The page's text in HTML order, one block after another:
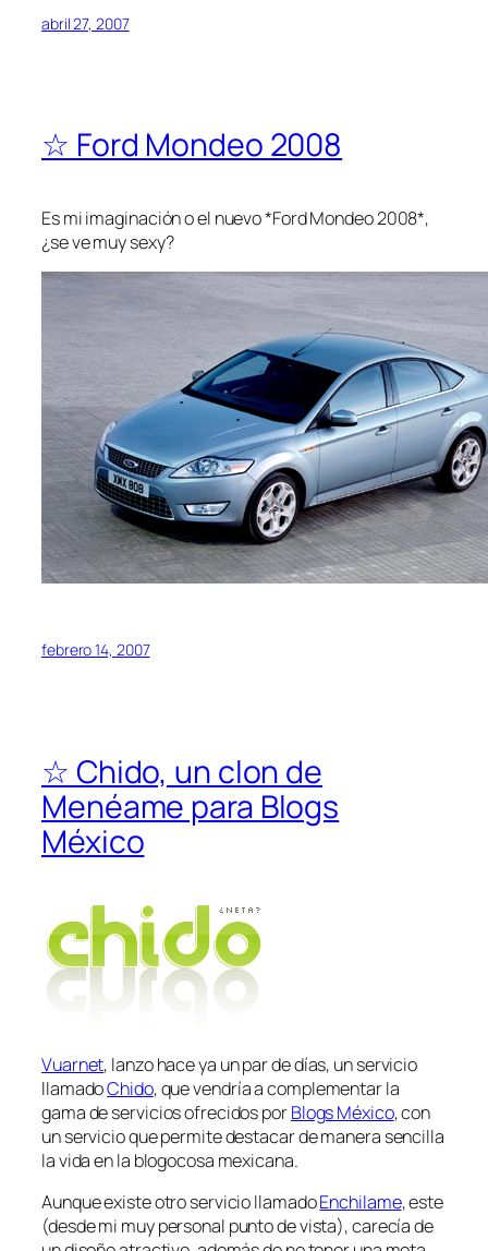
abril 27, 2007
☆ Ford Mondeo 2008
Es mi imaginación o el nuevo *Ford Mondeo 2008*,
¿se ve muy sexy?
febrero 14, 2007
☆ Chido, un clon de
Menéame para Blogs
México
Vuarnet, lanzo hace ya un par de días, un servicio
llamadoChido, que vendría a complementar la
gama de servicios ofrecidos porBlogs México, con
un servicio que permite destacar de manera sencilla
la vida en la blogocosa mexicana.
Aunque existe otro servicio llamadoEnchilame, este
(desde mi muy personal punto de vista), carecía de